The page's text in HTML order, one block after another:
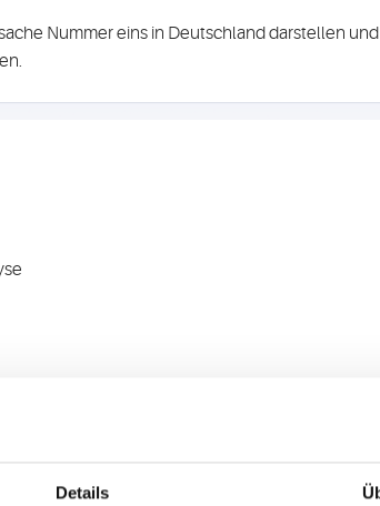
Details
Nummer eins in Deutschland darstellen
(inkl. Beurteilung der Durchblutung der
einer Fettleber